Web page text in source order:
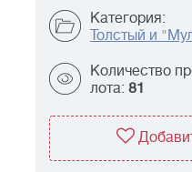
Категория:
Толстый и
Количество
лота: 81